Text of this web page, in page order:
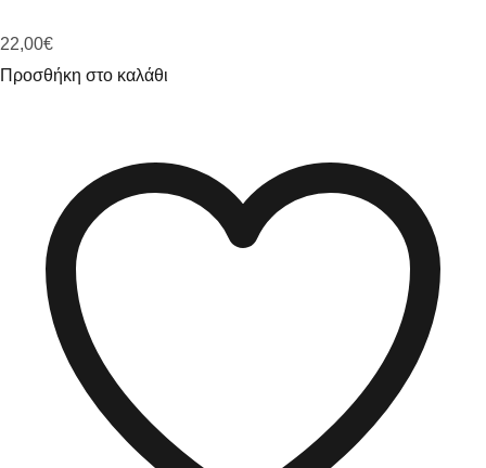
22,00€
Προσθήκη στο καλάθι